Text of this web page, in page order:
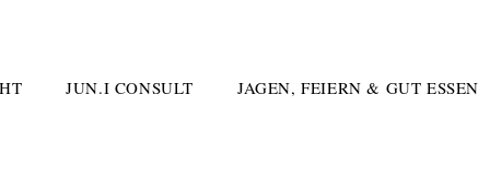
JUN.I CONSULT JAGEN, FEIERN & GUT ESSEN